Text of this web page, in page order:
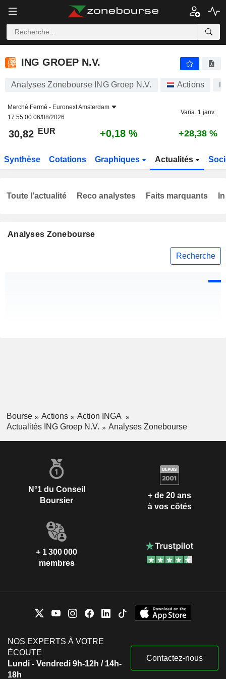
ING GROEP N.V.
ING GROEP N.V.
Analyses Zonebourse ING Groep N.V. Actions
Marché Fermé - Euronext Amsterdam
17:55:00 06/08/2026
Varia. 1 janv.
30,82 EUR +0,18 % +28,38 %
Synthèse Cotations Graphiques Actualités
Analyses Zonebourse
Recherche
Toute l'actualité Reco analystes Faits marquants
Bourse Actions
Action INGA
Actualités ING Groep N.V.
Analyses Zonebourse
N°1 du Conseil
Boursier
+ de 20 ans
à vos côtés
+ 1 300 000
membres
NOS EXPERTS À VOTRE
ÉCOUTE
Lundi - Vendredi 9h-12h / 14h-
18h
Contactez-nous